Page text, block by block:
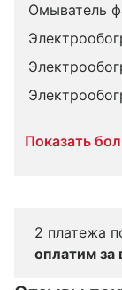
Омыватель
Показать
2 платежа
оплатим за